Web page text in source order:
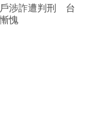
涉詐遭判刑 台
愧